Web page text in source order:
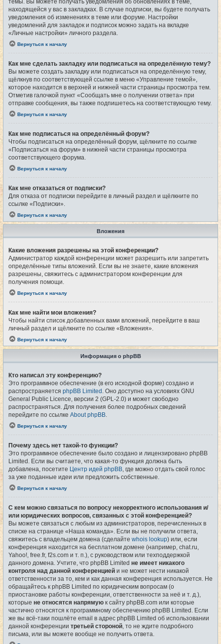
находящейся у вас в закладках. В случае подписки, вы будете получать
уведомления об изменениях в теме или форуме. Настройки
уведомлений для закладок и подписок можно задать на вкладке
«Личные настройки» личного раздела.
Вернуться к началу
Как мне сделать закладку или подписаться на определённую тему?
Вы можете создать закладку или подписаться на определённую тему,
щёлкнув по соответствующей ссылке в меню «Управление темой»,
которое находится в верхней и нижней части страницы просмотра тем.
Отметив галочкой пункт «Сообщать мне о получении ответа» при
отправке сообщения, вы также подпишетесь на соответствующую тему.
Вернуться к началу
Как мне подписаться на определённый форум?
Чтобы подписаться на определённый форум, щёлкните по ссылке
«Подписаться на форум» в нижней части страницы просмотра
соответствующего форума.
Вернуться к началу
Как мне отказаться от подписки?
Для отказа от подписки перейдите в личный раздел и щёлкните по
ссылке «Подписки».
Вернуться к началу
Вложения
Какие вложения разрешены на этой конференции?
Администратор каждой конференции может разрешить или запретить
определённые типы вложений. Если вы не знаете, какие вложения
разрешены, свяжитесь с администратором конференции для
получения помощи.
Вернуться к началу
Как мне найти мои вложения?
Чтобы найти список добавленных вами вложений, перейдите в ваш
личный раздел и щёлкните по ссылке «Вложения».
Вернуться к началу
Информация о phpBB
Кто написал эту конференцию?
Это программное обеспечение (в его исходной форме) создано и
распространяется phpBB Limited . Оно доступно на условиях GNU
General Public Licence, версии 2 (GPL-2.0) и может свободно
распространяться. Для получения более подробных сведений
перейдите по ссылке About phpBB
Вернуться к началу
Почему здесь нет такой-то функции?
Это программное обеспечение было создано и лицензировано phpBB
Limited. Если вы считаете, что какая-то функция должна быть
добавлена, посетите Центр идей phpBB , где можно отдать свой голос
за уже поданные идеи или предложить собственные.
Вернуться к началу
С кем можно связаться по вопросу некорректного использования и/
или юридических вопросов, связанных с этой конференцией?
Вы можете связаться с любым из администраторов, перечисленных в
списке на странице «Наша команда». Если вы не получили ответа,
свяжитесь с владельцем домена (сделайте whois lookup) или, если
конференция находится на бесплатном домене (например, chat.ru,
Yahoo!, free.fr, f2s.com и т. п.), с руководством или техподдержкой
данного домена. Учтите, что phpBB Limited не имеет никакого
контроля над данной конференцией и не может нести никакой
ответственности за то, кем и как данная конференция используется. Не
обращайтесь к phpBB Limited по юридическим вопросам (о
приостановке работы конференции, ответственности за неё и т. д.),
которые не относятся напрямую к сайту phpBB.com или которые
частично относятся к программному обеспечению phpBB Limited. Если
же вы всё-таки пошлёте email в адрес phpBB Limited об использовании
данной конференции третьей стороной , то не ждите подробного
письма, или вы можете вообще не получить ответа.